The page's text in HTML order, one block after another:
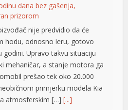
dana bez gašenja,
prizorom
nije predvidio da će
hodu, odnosno leru, gotovo
godini. Upravo takvu situaciju
mehaničar, a stanje motora ga
prešao tek oko 20.000
primjerku modela Kia
atmosferskim […][...]